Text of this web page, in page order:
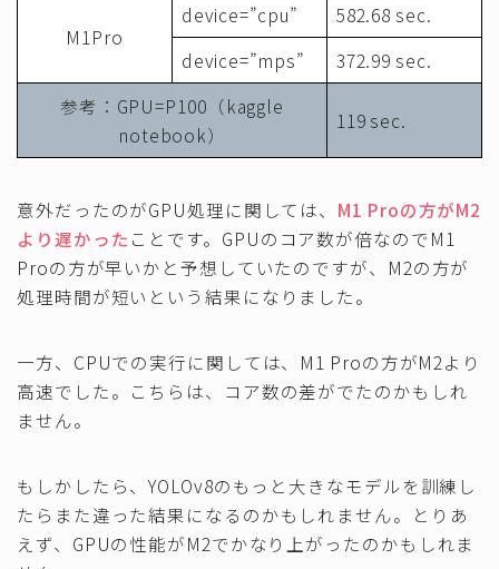
M1Pro
device=”cpu”
582.68 sec.
device=”mps”
372.99 sec.
参考：GPU=P100（kaggle
notebook）
119 sec.
意外だったのがGPU処理に関しては、 M1 Proの方がM2
より遅かった ことです。GPUのコア数が倍なのでM1
Proの方が早いかと予想していたのですが、M2の方が
処理時間が短いという結果になりました。
一方、CPUでの実行に関しては、M1 Proの方がM2より
高速でした。こちらは、コア数の差がでたのかもしれ
ません。
もしかしたら、YOLOv8のもっと大きなモデルを訓練し
たらまた違った結果になるのかもしれません。とりあ
えず、GPUの性能がM2でかなり上がったのかもしれま